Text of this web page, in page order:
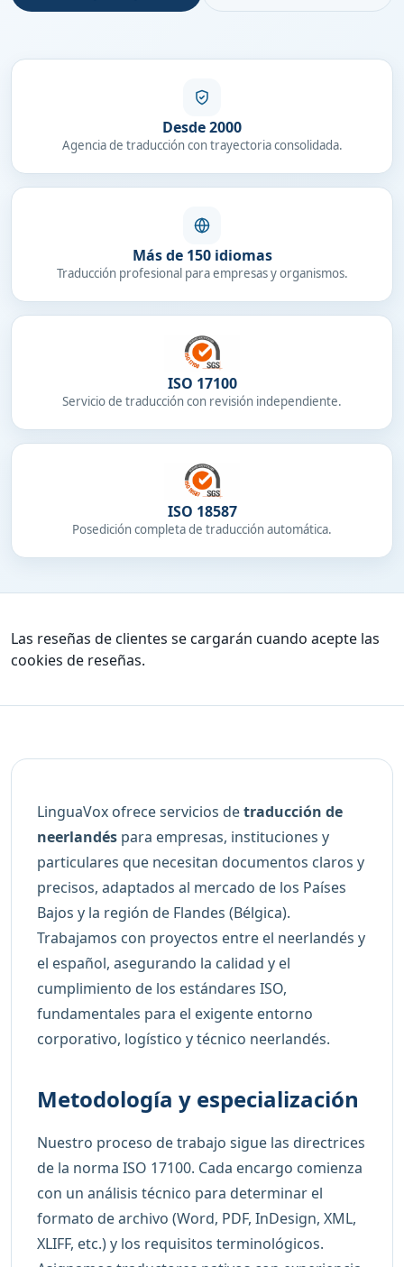
Desde 2000
Agencia de traducción con trayectoria consolidada.
Más de 150 idiomas
Traducción profesional para empresas y organismos.
ISO 17100
Servicio de traducción con revisión independiente.
ISO 18587
Posedición completa de traducción automática.
Las reseñas de clientes se cargarán cuando acepte las
cookies de reseñas.
LinguaVox ofrece servicios detraducción de
neerlandés para empresas, instituciones y
particulares que necesitan documentos claros y
precisos, adaptados al mercado de los Países
Bajos y la región de Flandes (Bélgica).
Trabajamos con proyectos entre el neerlandés y
el español, asegurando la calidad y el
cumplimiento de los estándares ISO,
fundamentales para el exigente entorno
corporativo, logístico y técnico neerlandés.
Metodología y especialización
Nuestro proceso de trabajo sigue las directrices
de la norma ISO 17100. Cada encargo comienza
con un análisis técnico para determinar el
formato de archivo (Word, PDF, InDesign, XML,
XLIFF, etc.) y los requisitos terminológicos.